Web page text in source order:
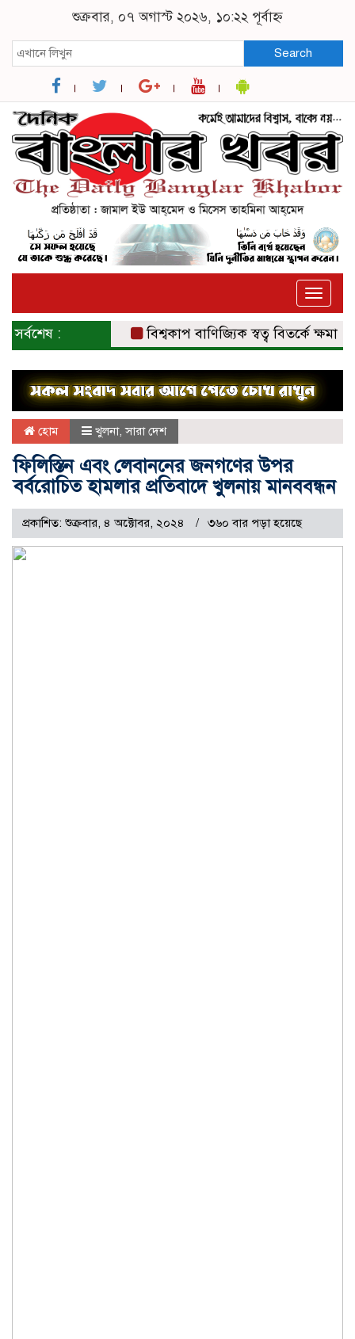
শুক্রবার, ০৭ অগাস্ট ২০২৬, ১০:২২ পূর্বাহ্ন
Search
Toggle
সর্বশেষ : বিশ্বকাপ বাণিজ্যিক স্বত্ব বিতর্কে ক্ষমা চাইল
হোম খুলনা,সারা দেশ
ফিলিস্তিন এবং লেবাননের জনগণের উপর
বর্বরোচিত হামলার প্রতিবাদে খুলনায় মানববন্ধন
প্রকাশিত: শুক্রবার, ৪ অক্টোবর, ২০২৪ ৩৬০ বার পড়া হয়েছে